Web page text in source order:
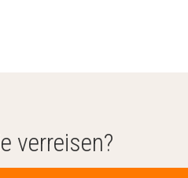
verreisen?